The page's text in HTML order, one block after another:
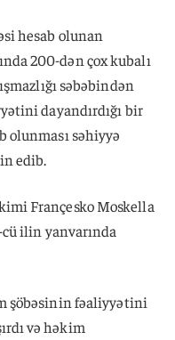
hesab olunan
200-dən çox kubalı
səbəbindən
dayandırdığı bir
olunması səhiyyə
edib.
Françesko Moskella
ilin yanvarında
şöbəsinin fəaliyyətini
və həkim